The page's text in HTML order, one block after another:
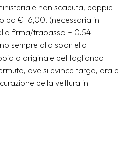
non scaduta, doppie
da € 16,00. (necessaria in
firma/trapasso + 0.54
sempre allo sportello
o originale del tagliando
ove si evince targa, ora e
della vettura in